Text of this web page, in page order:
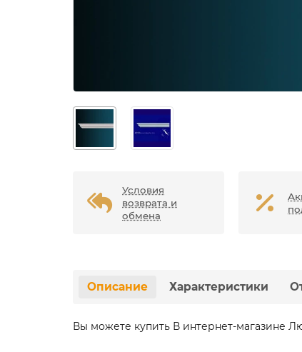
Условия
возврата и
обмена
Описание Характеристики
Вы можете купить В интернет-магазине